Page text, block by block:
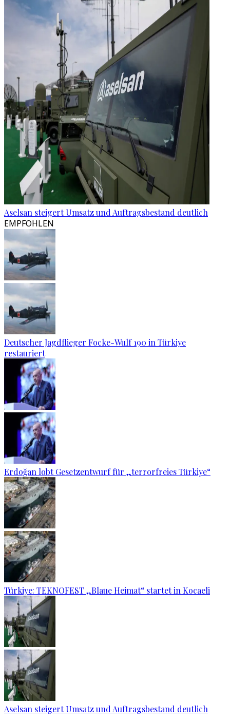
Aselsan steigert Umsatz und Auftragsbestand deutlich
EMPFOHLEN
Deutscher Jagdflieger Focke-Wulf 190 in Türkiye
restauriert
Erdoğan lobt Gesetzentwurf für „terrorfreies Türkiye“
Türkiye: TEKNOFEST „Blaue Heimat“ startet in Kocaeli
Aselsan steigert Umsatz und Auftragsbestand deutlich